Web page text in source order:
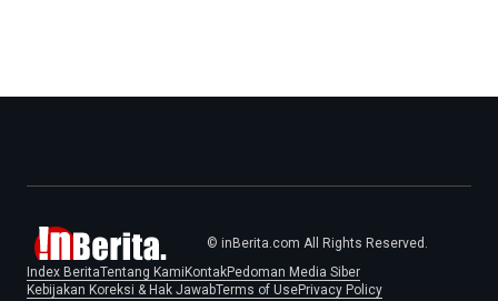
© inBerita.com All Rights Reserved.
Index BeritaTentang Kami KontakPedoman Media Siber
Kebijakan Koreksi & Hak JawabTerms of UsePrivacy Policy